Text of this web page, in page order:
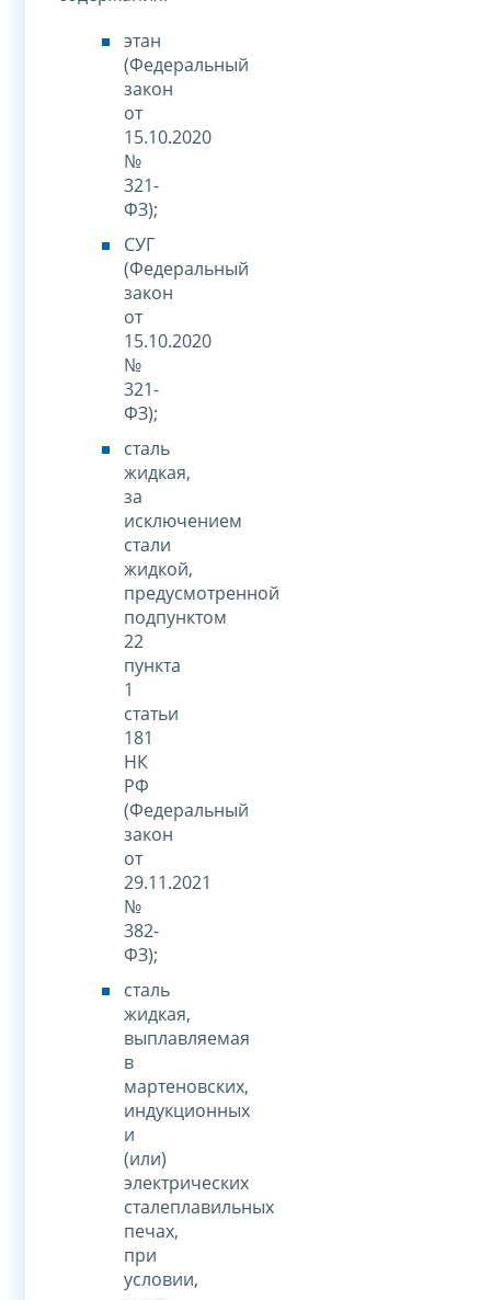
этан
(Федеральный
закон
от
15.10.2020
№
321-
ФЗ);
СУГ
(Федеральный
закон
от
15.10.2020
№
321-
ФЗ);
сталь
жидкая,
за
исключением
стали
жидкой,
предусмотренной
подпунктом
22
пункта
1
статьи
181
НК
РФ
(Федеральный
закон
от
29.11.2021
№
382-
ФЗ);
сталь
жидкая,
выплавляемая
в
мартеновских,
индукционных
и
(или)
электрических
сталеплавильных
печах,
при
условии,